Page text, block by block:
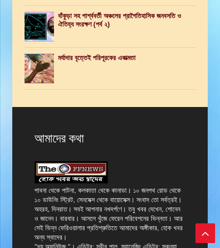
বাঁকুড়া সহ পার্শ্ববর্তী অঞ্চলের প্রাগৈতিহাসিক জনবসতি ও
ঐতিহ্য সংরক্ষণ (পর্ব ২)
মর্যাদার বৃত্তেই পরিপূরকের একাত্মতা
আমাদের কথা
পাবনা থেকে পাটনা, কলকাতা থেকে কানাডা। ১০ জনপথ রোড থেকে
১০ ডাউনিং স্ট্রিট, সেনসেক্স থেকে বায়োসেক্স। সংবাদ তো সর্বত্রই।
অহরহ, দিনরাত। সবই আপনার নখদর্পণে। তবু খবর দেখেন, শোনেন
ও জানেন। বারবার। আসলে খুঁজে ফেরেন পরিবেশনের ভিন্নতা। আর
সেই ভিন্ন ফেরিওয়ালার প্রতিশ্রুতিতে আমাদের অঙ্গীকার, হোক খবর
অন্য স্বাদের।